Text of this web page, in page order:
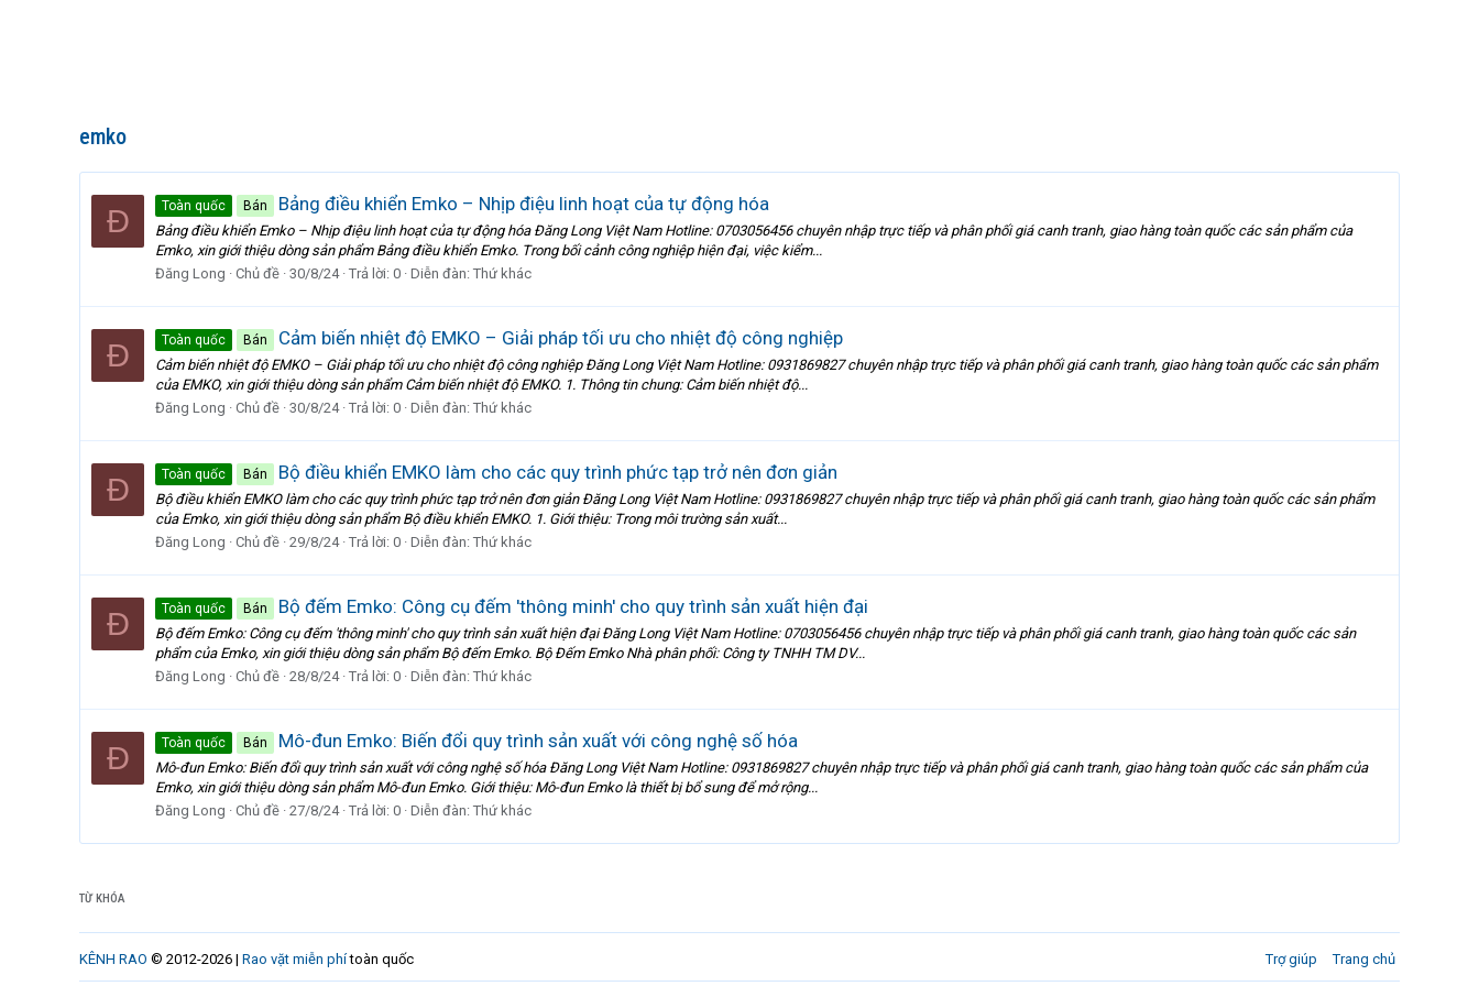
emko
Đ Toàn quốc Bán Bảng điều khiển Emko – Nhịp điệu linh hoạt của tự động hóa
Bảng điều khiển Emko – Nhịp điệu linh hoạt của tự động hóa Đăng Long Việt Nam Hotline: 0703056456 chuyên nhập trực tiếp và phân phối giá canh tranh, giao hàng toàn quốc các sản phẩm của
Emko, xin giới thiệu dòng sản phẩm Bảng điều khiển Emko. Trong bối cảnh công nghiệp hiện đại, việc kiểm...
Đăng Long
Chủ đề 30/8/24 Trả lời: 0 Diễn đàn: Thứ khác
Đ Toàn quốc Bán Cảm biến nhiệt độ EMKO – Giải pháp tối ưu cho nhiệt độ công nghiệp
Cảm biến nhiệt độ EMKO – Giải pháp tối ưu cho nhiệt độ công nghiệp Đăng Long Việt Nam Hotline: 0931869827 chuyên nhập trực tiếp và phân phối giá canh tranh, giao hàng toàn quốc các sản phẩm
của EMKO, xin giới thiệu dòng sản phẩm Cảm biến nhiệt độ EMKO. 1. Thông tin chung: Cảm biến nhiệt độ...
Đăng Long
Chủ đề 30/8/24 Trả lời: 0 Diễn đàn: Thứ khác
Đ Toàn quốc Bán Bộ điều khiển EMKO làm cho các quy trình phức tạp trở nên đơn giản
Bộ điều khiển EMKO làm cho các quy trình phức tạp trở nên đơn giản Đăng Long Việt Nam Hotline: 0931869827 chuyên nhập trực tiếp và phân phối giá canh tranh, giao hàng toàn quốc các sản phẩm
của Emko, xin giới thiệu dòng sản phẩm Bộ điều khiển EMKO. 1. Giới thiệu: Trong môi trường sản xuất...
Đăng Long
Chủ đề 29/8/24 Trả lời: 0 Diễn đàn: Thứ khác
Đ Toàn quốc Bán Bộ đếm Emko: Công cụ đếm 'thông minh' cho quy trình sản xuất hiện đại
Bộ đếm Emko: Công cụ đếm 'thông minh' cho quy trình sản xuất hiện đại Đăng Long Việt Nam Hotline: 0703056456 chuyên nhập trực tiếp và phân phối giá canh tranh, giao hàng toàn quốc các sản
phẩm của Emko, xin giới thiệu dòng sản phẩm Bộ đếm Emko. Bộ Đếm Emko Nhà phân phối: Công ty TNHH TM DV...
Đăng Long
Chủ đề 28/8/24 Trả lời: 0 Diễn đàn: Thứ khác
Đ Toàn quốc Bán Mô-đun Emko: Biến đổi quy trình sản xuất với công nghệ số hóa
Mô-đun Emko: Biến đổi quy trình sản xuất với công nghệ số hóa Đăng Long Việt Nam Hotline: 0931869827 chuyên nhập trực tiếp và phân phối giá canh tranh, giao hàng toàn quốc các sản phẩm của
Emko, xin giới thiệu dòng sản phẩm Mô-đun Emko. Giới thiệu: Mô-đun Emko là thiết bị bổ sung để mở rộng...
Đăng Long
Chủ đề 27/8/24 Trả lời: 0 Diễn đàn: Thứ khác
TỪ KHÓA
Trợ giúp Trang chủ
KÊNH RAO © 2012-2026 | Rao vặt miễn phítoàn quốc